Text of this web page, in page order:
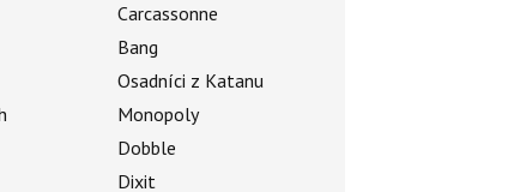
Carcassonne
Bang
Osadníci z Katanu
Monopoly
Dobble
Dixit